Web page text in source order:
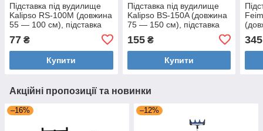
Підставка під вудилище
Kalipso RS-100M (довжина
55 — 100 см), підставка
77 ₴
Купити
Підставка під вудилище
Kalipso BS-150A (довжина
75 — 150 см), підставка
155₴
Купити
345
Акційні пропозиції та новинки
–16% –12%